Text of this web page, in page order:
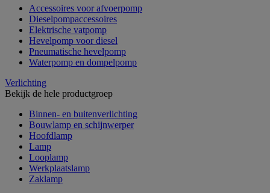
Accessoires voor afvoerpomp
Dieselpompaccessoires
Elektrische vatpomp
Hevelpomp voor diesel
Pneumatische hevelpomp
Waterpomp en dompelpomp
Verlichting
Bekijk de hele productgroep
Binnen- en buitenverlichting
Bouwlamp en schijnwerper
Hoofdlamp
Lamp
Looplamp
Werkplaatslamp
Zaklamp